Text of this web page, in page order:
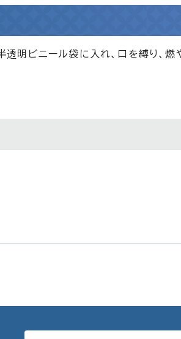
透明ビニール袋に入れ、口を縛り、燃